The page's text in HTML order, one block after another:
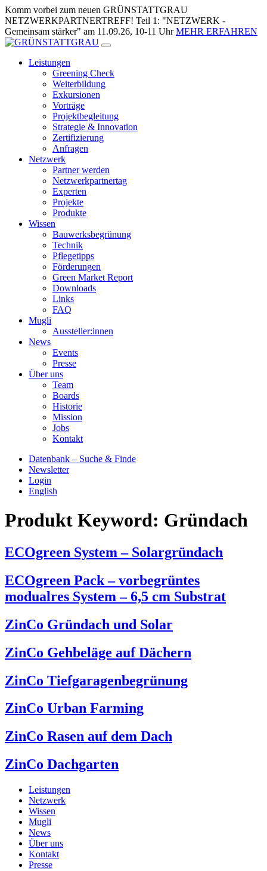
Zum
Inhalt
springen
Komm vorbei zum neuen GRÜNSTATTGRAU
NETZWERKPARTNERTREFF! Teil 1: "NETZWERK -
Gemeinsam stärker" am 11.09.26, 10-11 UhrMEHR ERFAHREN
Leistungen
Greening Check
Weiterbildung
Exkursionen
Vorträge
Projektbegleitung
Strategie & Innovation
Zertifizierung
Anfragen
Netzwerk
Partner werden
Netzwerkpartnertag
Experten
Projekte
Produkte
Wissen
Bauwerksbegrünung
Technik
Pflegetipps
Förderungen
Green Market Report
Downloads
Links
FAQ
Mugli
Aussteller:innen
News
Events
Presse
Über uns
Team
Boards
Historie
Mission
Jobs
Kontakt
Datenbank – Suche & Finde
Newsletter
Login
English
Produkt Keyword: Gründach
ECOgreen System – Solargründach
ECOgreen Pack – vorbegrüntes
modualres System – 6,5 cm Substrat
ZinCo Gründach und Solar
ZinCo Gehbeläge auf Dächern
ZinCo Tiefgaragenbegrünung
ZinCo Urban Farming
ZinCo Rasen auf dem Dach
ZinCo Dachgarten
Leistungen
Netzwerk
Wissen
Mugli
News
Über uns
Kontakt
Presse